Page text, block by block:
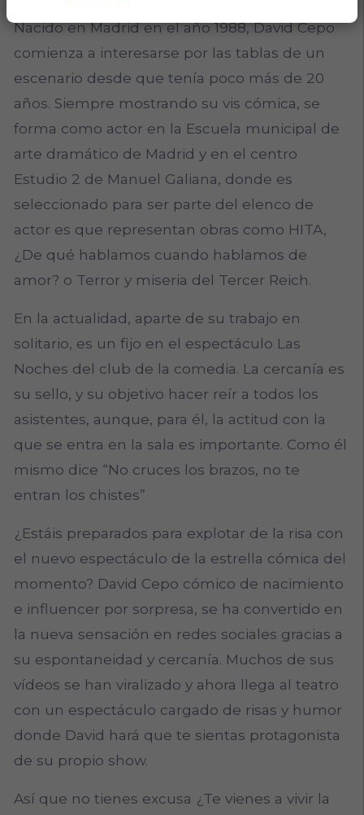
Nacido en Madrid en el año 1988, David Cepo
comienza a interesarse por las tablas de un
escenario desde que tenía poco más de 20
años. Siempre mostrando su vis cómica, se
forma como actor en la Escuela municipal de
arte dramático de Madrid y en el centro
Estudio 2 de Manuel Galiana, donde es
seleccionado para ser parte del elenco de
actor es que representan obras como HITA,
¿De qué hablamos cuando hablamos de
amor? o Terror y miseria del Tercer Reich.
En la actualidad, aparte de su trabajo en
solitario, es un fijo en el espectáculo Las
Noches del club de la comedia. La cercanía es
su sello, y su objetivo hacer reír a todos los
asistentes, aunque, para él, la actitud con la
que se entra en la sala es importante. Como él
mismo dice “No cruces los brazos, no te
entran los chistes”
¿Estáis preparados para explotar de la risa con
el nuevo espectáculo de la estrella cómica del
momento? David Cepo cómico de nacimiento
e influencer por sorpresa, se ha convertido en
la nueva sensación en redes sociales gracias a
su espontaneidad y cercanía. Muchos de sus
vídeos se han viralizado y ahora llega al teatro
con un espectáculo cargado de risas y humor
donde David hará que te sientas protagonista
de su propio show.
Así que no tienes excusa ¿Te vienes a vivir la